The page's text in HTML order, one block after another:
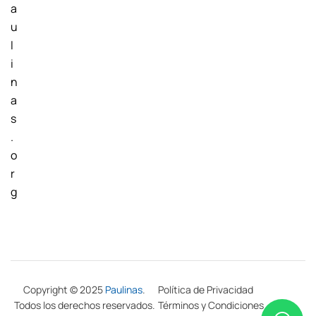
a
u
l
i
n
a
s
.
o
r
g
Copyright © 2025 Paulinas.
Todos los derechos reservados.
Política de Privacidad
Términos y Condiciones